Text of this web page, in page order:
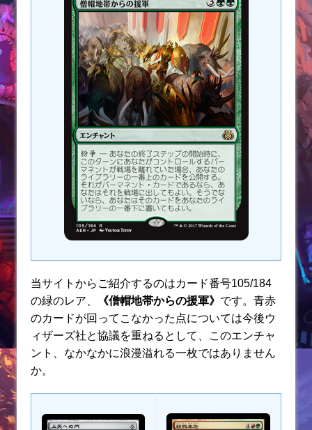
当サイトからご紹介するのはカード番号105/184
の緑のレア、
《僧帽地帯からの援軍》 です。青赤
のカードが回ってこなかった点については今後ウ
ィザーズ社と協議を重ねるとして、このエンチャ
ント、なかなかに浪漫溢れる一枚ではありません
か。